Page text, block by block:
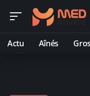
Actu Aînés